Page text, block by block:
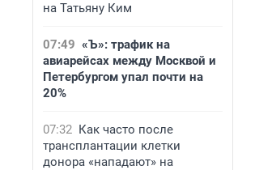
на Татьяну Ким
07:49 «Ъ»: трафик на
авиарейсах между Москвой и
Петербургом упал почти на
20%
07:32 Как часто после
трансплантации клетки
донора «нападают» на